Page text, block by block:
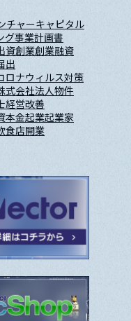
チャーキャピタル
グ事業計画書
資創業創業融資
出
ロナウィルス対策
式会社法人物件
経営改善
本金起業起業家
食店開業